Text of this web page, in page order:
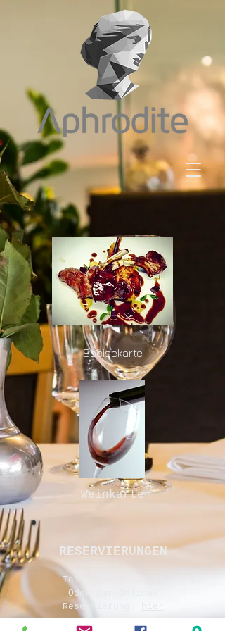
Weinkarte
Speisekarte
RESERVIERUNGEN
Tel:
Oder per Online-
Reservierung